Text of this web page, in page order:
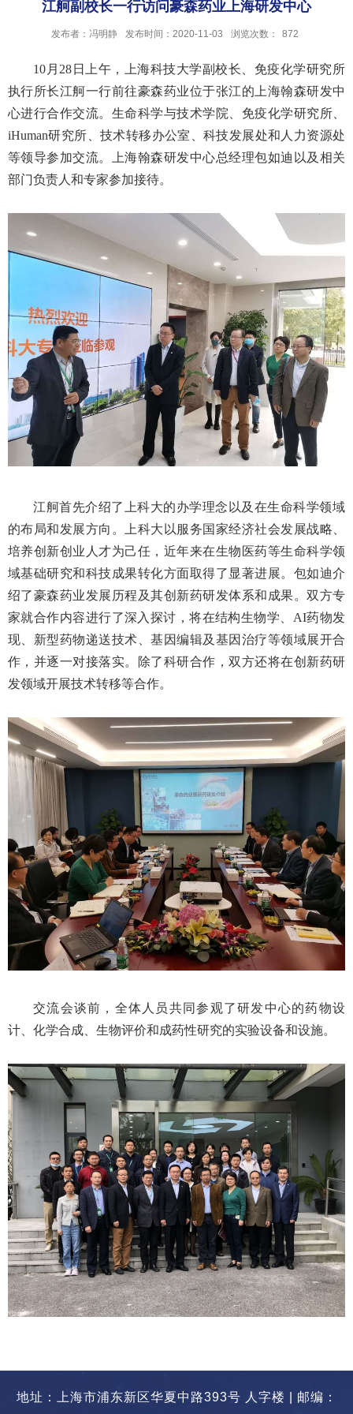
江舸副校长一行访问豪森药业上海研发中心
发布者：冯明静 发布时间：2020-11-03 浏览次数： 872
10月28日上午，上海科技大学副校长、免疫化学研究所
执行所长江舸一行前往豪森药业位于张江的上海翰森研发中
心进行合作交流。生命科学与技术学院、免疫化学研究所、
iHuman研究所、技术转移办公室、科技发展处和人力资源处
等领导参加交流。上海翰森研发中心总经理包如迪以及相关
部门负责人和专家参加接待。
江舸首先介绍了上科大的办学理念以及在生命科学领域
的布局和发展方向。上科大以服务国家经济社会发展战略、
培养创新创业人才为己任，近年来在生物医药等生命科学领
域基础研究和科技成果转化方面取得了显著进展。包如迪介
绍了豪森药业发展历程及其创新药研发体系和成果。双方专
家就合作内容进行了深入探讨，将在结构生物学、AI药物发
现、新型药物递送技术、基因编辑及基因治疗等领域展开合
作，并逐一对接落实。除了科研合作，双方还将在创新药研
发领域开展技术转移等合作。
交流会谈前，全体人员共同参观了研发中心的药物设
计、化学合成、生物评价和成药性研究的实验设备和设施。
地址：上海市浦东新区华夏中路393号 人字楼 | 邮编：